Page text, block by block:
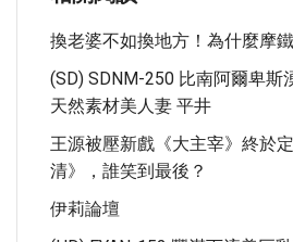
換老婆不如換地方！為什麼摩
(SD) SDNM-250 比南阿爾卑斯
天然素材美人妻 平井
王源被壓新戲《大主宰》終於
清》，誰笑到最後？
伊莉論壇